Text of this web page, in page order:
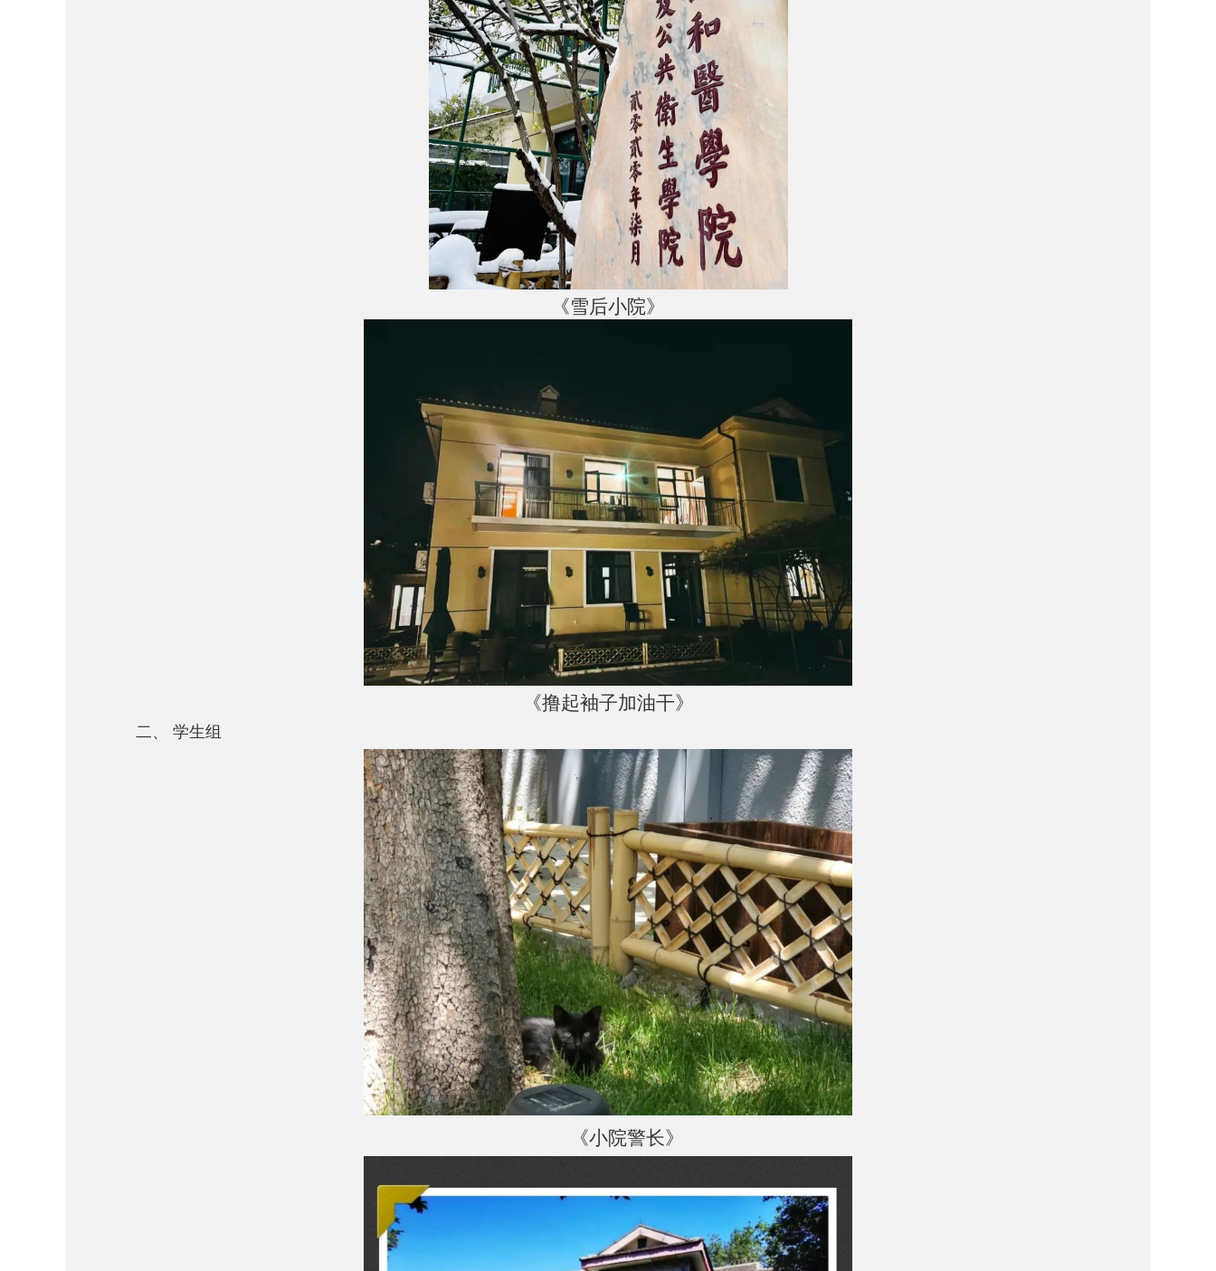
《雪后小院》
《撸起袖子加油干》
二、 学生组
《小院警长》